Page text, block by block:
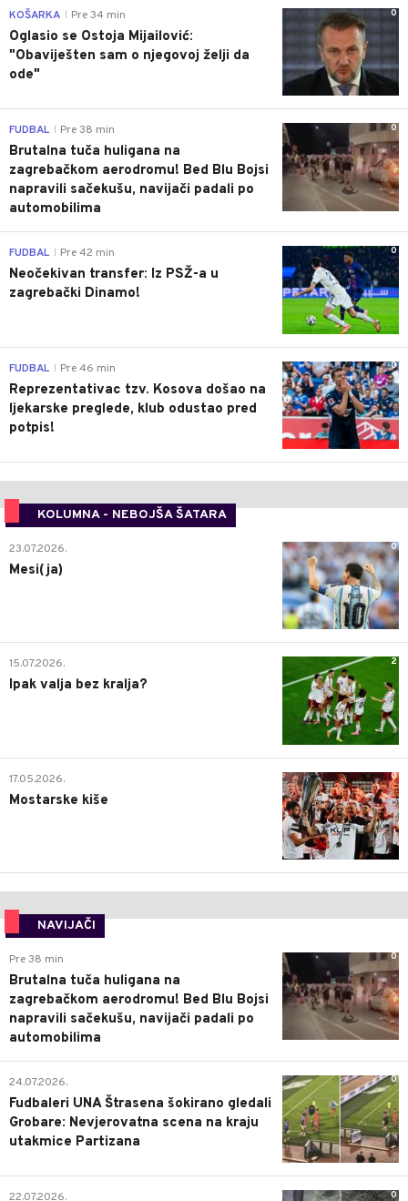
0
KOŠARKA Pre 34 min
Oglasio se Ostoja Mijailović:
"Obaviješten sam o njegovoj želji da
ode"
0
FUDBAL Pre 38 min
Brutalna tuča huligana na
zagrebačkom aerodromu! Bed Blu Bojsi
napravili sačekušu, navijači padali po
automobilima
0
FUDBAL Pre 42 min
Neočekivan transfer: Iz PSŽ-a u
zagrebački Dinamo!
0
FUDBAL Pre 46 min
Reprezentativac tzv. Kosova došao na
ljekarske preglede, klub odustao pred
potpis!
KOLUMNA - NEBOJŠA ŠATARA
0
23.07.2026.
Mesi(ja)
2
15.07.2026.
Ipak valja bez kralja?
0
17.05.2026.
Mostarske kiše
NAVIJAČI
0
Pre 38 min
Brutalna tuča huligana na
zagrebačkom aerodromu! Bed Blu Bojsi
napravili sačekušu, navijači padali po
automobilima
0
24.07.2026.
Fudbaleri UNA Štrasena šokirano gledali
Grobare: Nevjerovatna scena na kraju
utakmice Partizana
0
22.07.2026.